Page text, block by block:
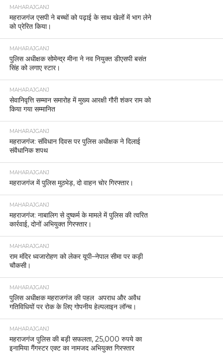
MAHARAJGANJ
महराजगंज एसपी ने बच्चों को पढ़ाई के साथ खेलों में भाग लेने
को प्रेरित किया।
MAHARAJGANJ
पुलिस अधीक्षक सोमेन्द्र मीना ने नव नियुक्त डीएसपी बसंत
सिंह को लगाए स्टार।
MAHARAJGANJ
सेवानिवृत्ति सम्मान समारोह में मुख्य आरक्षी गौरी शंकर राम को
किया गया सम्मानित
MAHARAJGANJ
महराजगंज: संविधान दिवस पर पुलिस अधीक्षक ने दिलाई
संवैधानिक शपथ
MAHARAJGANJ
महराजगंज में पुलिस मुठभेड़, दो वाहन चोर गिरफ्तार।
MAHARAJGANJ
महराजगंज: नाबालिग से दुष्कर्म के मामले में पुलिस की त्वरित
कार्रवाई, दोनों अभियुक्त गिरफ्तार।
MAHARAJGANJ
राम मंदिर ध्वजारोहण को लेकर यूपी–नेपाल सीमा पर कड़ी
चौकसी।
MAHARAJGANJ
पुलिस अधीक्षक महराजगंज की पहल अपराध और अवैध
गतिविधियों पर रोक के लिए गोपनीय हेल्पलाइन लॉन्च।
MAHARAJGANJ
महराजगंज पुलिस की बड़ी सफलता, 25,000 रुपये का
इनामिया गैंगस्टर एक्ट का नामजद अभियुक्त गिरफ्तार